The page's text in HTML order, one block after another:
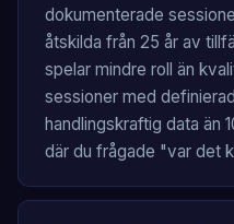
dokumenterade
åtskilda från 25 år av
spelar mindre roll än
sessioner med
handlingskraftig data än
där du frågade "var det